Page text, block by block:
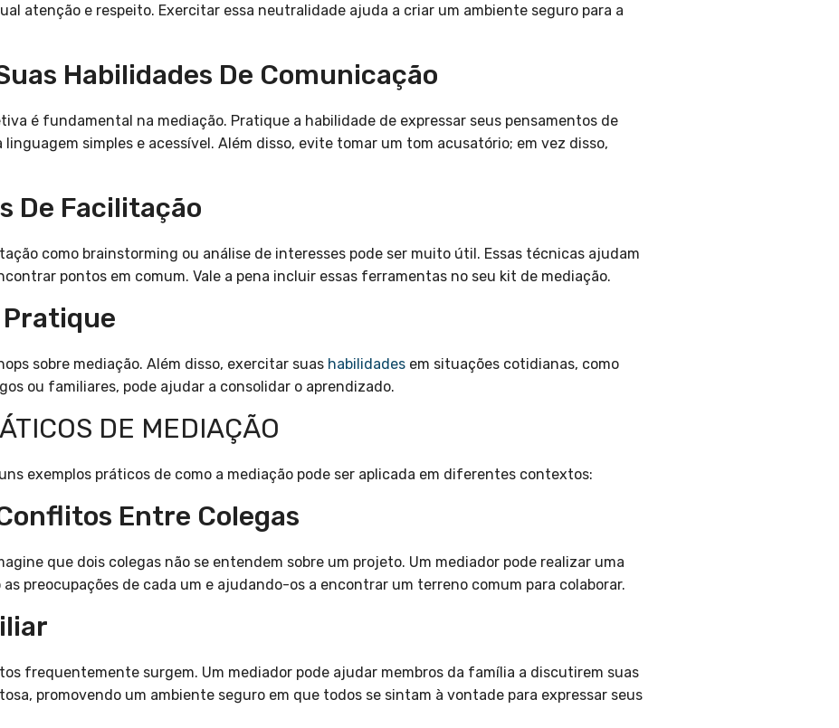
atenção e respeito. Exercitar essa neutralidade ajuda a criar um ambiente seguro para a
Habilidades De Comunicação
é fundamental na mediação. Pratique a habilidade de expressar seus pensamentos de
simples e acessível. Além disso, evite tomar um tom acusatório; em vez disso,
De Facilitação
como brainstorming ou análise de interesses pode ser muito útil. Essas técnicas ajudam
pontos em comum. Vale a pena incluir essas ferramentas no seu kit de mediação.
Pratique
sobre mediação. Além disso, exercitar suas habilidades em situações cotidianas, como
ou familiares, pode ajudar a consolidar o aprendizado.
DE MEDIAÇÃO
exemplos práticos de como a mediação pode ser aplicada em diferentes contextos:
Entre Colegas
que dois colegas não se entendem sobre um projeto. Um mediador pode realizar uma
preocupações de cada um e ajudando-os a encontrar um terreno comum para colaborar.
frequentemente surgem. Um mediador pode ajudar membros da família a discutirem suas
promovendo um ambiente seguro em que todos se sintam à vontade para expressar seus